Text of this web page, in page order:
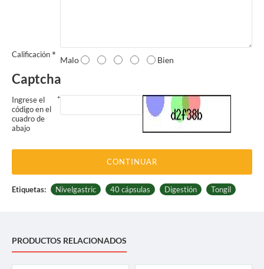
Calificación
Malo Bien
Captcha
Ingrese el
código en el
cuadro de
abajo
CONTINUAR
Etiquetas: Nivelgastric 40 cápsulas Digestión Tongil
PRODUCTOS RELACIONADOS